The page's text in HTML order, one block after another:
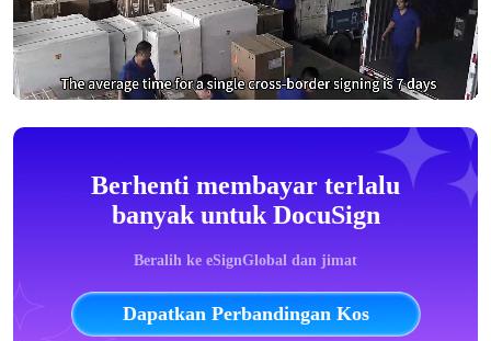
Berhenti membayar terlalu
banyak untuk DocuSign
Beralih ke eSignGlobal dan jimat
Dapatkan Perbandingan Kos